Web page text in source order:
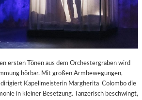
ersten Tönen aus dem Orchestergraben wird
hörbar. Mit großen Armbewegungen,
Kapellmeisterin Margherita Colombo die
in kleiner Besetzung. Tänzerisch beschwingt,